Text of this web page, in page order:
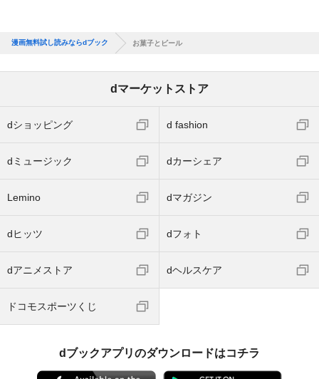
漫画無料試し読みならdブック お菓子とビール
dマーケットストア
dショッピング d fashion
dミュージック dカーシェア
Lemino dマガジン
dヒッツ dフォト
dアニメストア dヘルスケア
ドコモスポーツくじ
dブックアプリのダウンロードはコチラ